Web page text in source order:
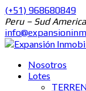
(+51) 968680849
Peru – Sud America
Nosotros
Lotes